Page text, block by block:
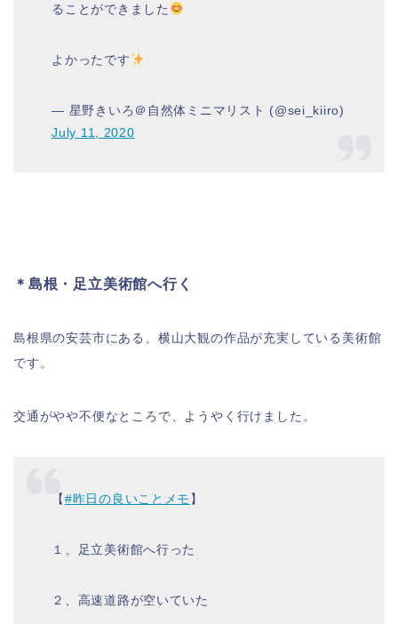
ることができました
よかったです
— 星野きいろ＠自然体ミニマリスト (@sei_kiiro)
July 11, 2020
＊島根・足立美術館へ行く
島根県の安芸市にある、横山大観の作品が充実している美術館
です。
交通がやや不便なところで、ようやく行けました。
【#昨日の良いことメモ 】
１、足立美術館へ行った
２、高速道路が空いていた